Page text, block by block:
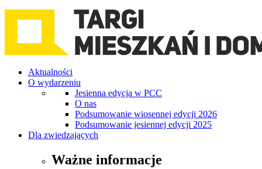
Aktualności
O wydarzeniu
Jesienna edycja w PCC
O nas
Podsumowanie wiosennej edycji 2026
Podsumowanie jesiennej edycji 2025
Dla zwiedzających
Ważne informacje